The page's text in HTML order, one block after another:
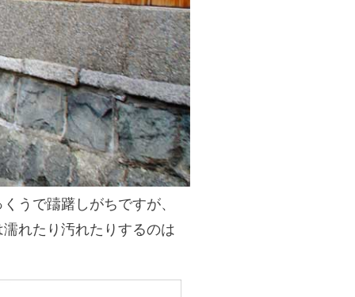
うで躊躇しがちですが、
れたり汚れたりするのは